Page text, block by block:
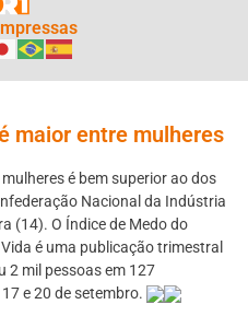
maior entre mulheres
é bem superior ao dos
Nacional da Indústria
(14). O Índice de Medo do
é uma publicação trimestral
2 mil pessoas em 127
e 20 de setembro.